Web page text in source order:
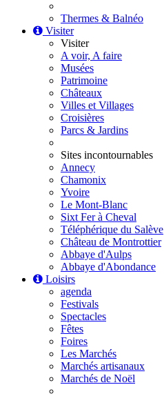
Thermes & Balnéo
Visiter
Visiter
A voir, A faire
Musées
Patrimoine
Châteaux
Villes et Villages
Croisières
Parcs & Jardins
Sites incontournables
Annecy
Chamonix
Yvoire
Le Mont-Blanc
Sixt Fer à Cheval
Téléphérique du Salève
Château de Montrottier
Abbaye d'Aulps
Abbaye d'Abondance
Loisirs
agenda
Festivals
Spectacles
Fêtes
Foires
Les Marchés
Marchés artisanaux
Marchés de Noël